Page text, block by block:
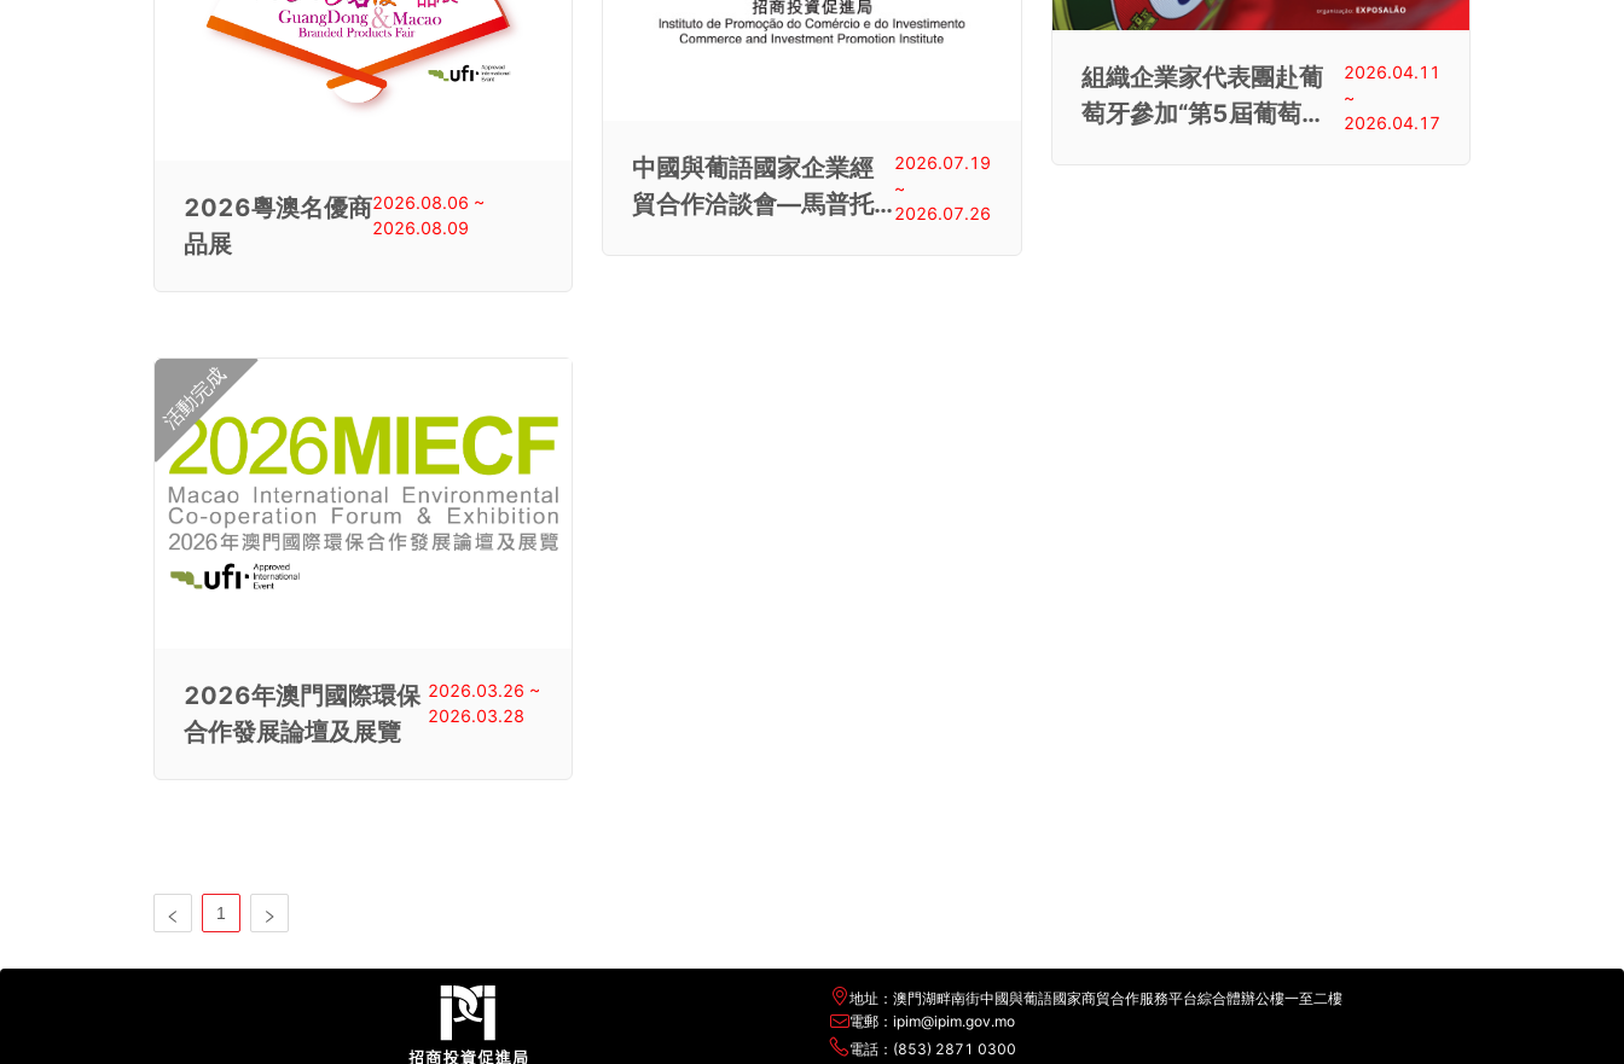
2026粵澳名優商
品展
2026.08.06 ~
2026.08.09
中國與葡語國家企業經
貿合作洽談會—馬普托
2026.07.19
~
2026.07.26
組織企業家代表團赴葡
萄牙參加“第5屆葡萄牙
2026.04.11
~
2026.04.17
2026年澳門國際環保
合作發展論壇及展覽
2026.03.26 ~
2026.03.28
1
地址：澳門湖畔南街中國與葡語國家商貿合作服務平台綜合體辦公樓一至二樓
電郵：ipim@ipim.gov.mo
電話：(853) 2871 0300